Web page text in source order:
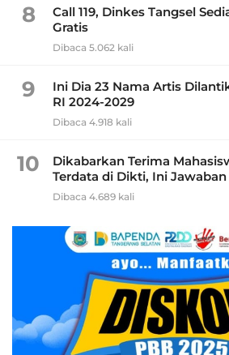
8
Call 119, Dinkes Tangsel
Gratis
Dibaca 5.062 kali
9
Ini Dia 23 Nama Artis
RI 2024-2029
Dibaca 4.918 kali
10
Dikabarkan Terima
Terdata di Dikti, Ini
Dibaca 4.689 kali